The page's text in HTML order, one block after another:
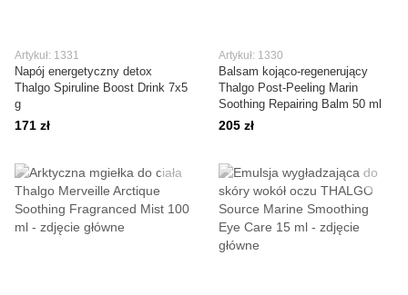
Artykuł: 1331
Napój energetyczny detox
Thalgo Spiruline Boost Drink 7x5
g
171 zł
Artykuł: 1330
Balsam kojąco-regenerujący
Thalgo Post-Peeling Marin
Soothing Repairing Balm 50 ml
205 zł